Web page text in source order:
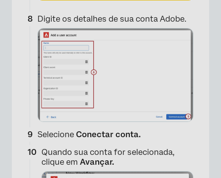
×
Digite os detalhes de sua conta Adobe.
Selecione Conectar conta.
Quando sua conta for selecionada,
clique em Avançar.